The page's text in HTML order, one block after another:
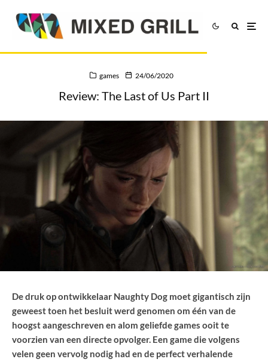
games 24/06/2020
Review: The Last of Us Part II
De druk op ontwikkelaar Naughty Dog moet gigantisch zijn
geweest toen het besluit werd genomen om één van de
hoogst aangeschreven en alom geliefde games ooit te
voorzien van een directe opvolger. Een game die volgens
velen geen vervolg nodig had en de perfect verhalende